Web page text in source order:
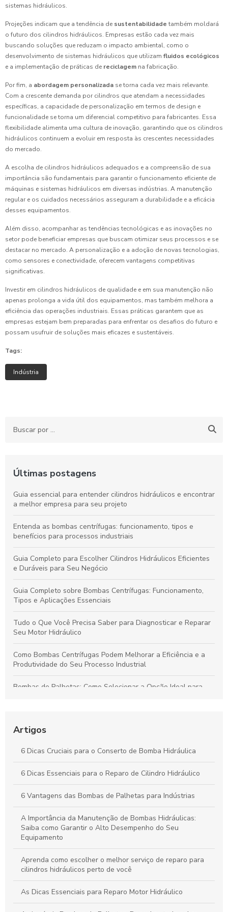
sistemas hidráulicos.
Projeções indicam que a tendência de sustentabilidade também moldará
o futuro dos cilindros hidráulicos. Empresas estão cada vez mais
buscando soluções que reduzam o impacto ambiental, como o
desenvolvimento de sistemas hidráulicos que utilizam fluidos ecológicos
e a implementação de práticas de reciclagem na fabricação.
Por fim, a abordagem personalizada se torna cada vez mais relevante.
Com a crescente demanda por cilindros que atendam a necessidades
específicas, a capacidade de personalização em termos de design e
funcionalidade se torna um diferencial competitivo para fabricantes. Essa
flexibilidade alimenta uma cultura de inovação, garantindo que os cilindros
hidráulicos continuem a evoluir em resposta às crescentes necessidades
do mercado.
A escolha de cilindros hidráulicos adequados e a compreensão de sua
importância são fundamentais para garantir o funcionamento eficiente de
máquinas e sistemas hidráulicos em diversas indústrias. A manutenção
regular e os cuidados necessários asseguram a durabilidade e a eficácia
desses equipamentos.
Além disso, acompanhar as tendências tecnológicas e as inovações no
setor pode beneficiar empresas que buscam otimizar seus processos e se
destacar no mercado. A personalização e a adoção de novas tecnologias,
como sensores e conectividade, oferecem vantagens competitivas
significativas.
Investir em cilindros hidráulicos de qualidade e em sua manutenção não
apenas prolonga a vida útil dos equipamentos, mas também melhora a
eficiência das operações industriais. Essas práticas garantem que as
empresas estejam bem preparadas para enfrentar os desafios do futuro e
possam usufruir de soluções mais eficazes e sustentáveis.
Tags:
Indústria
Últimas postagens
Guia essencial para entender cilindros hidráulicos e encontrar
a melhor empresa para seu projeto
Entenda as bombas centrífugas: funcionamento, tipos e
benefícios para processos industriais
Guia Completo para Escolher Cilindros Hidráulicos Eficientes
e Duráveis para Seu Negócio
Guia Completo sobre Bombas Centrífugas: Funcionamento,
Tipos e Aplicações Essenciais
Tudo o Que Você Precisa Saber para Diagnosticar e Reparar
Seu Motor Hidráulico
Como Bombas Centrífugas Podem Melhorar a Eficiência e a
Produtividade do Seu Processo Industrial
Bombas de Palhetas: Como Selecionar a Opção Ideal para
Eficiência Industrial
Reparo de Cilindros Hidráulicos: Técnicas Eficientes e Dicas
para Evitar Falhas Operacionais
Reparo de Bombas Hidráulicas: Melhores Práticas para
Prolongar a Vida Útil dos Equipamentos
Artigos
6 Dicas Cruciais para o Conserto de Bomba Hidráulica
6 Dicas Essenciais para o Reparo de Cilindro Hidráulico
6 Vantagens das Bombas de Palhetas para Indústrias
A Importância da Manutenção de Bombas Hidráulicas:
Saiba como Garantir o Alto Desempenho do Seu
Equipamento
Aprenda como escolher o melhor serviço de reparo para
cilindros hidráulicos perto de você
As Dicas Essenciais para Reparo Motor Hidráulico